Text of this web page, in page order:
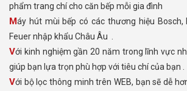
phẩm trang chí cho căn bếp mỗi gia đình
Máy hút mùi bếp có các thương hiệu Bosch, Fagor, Teka, Spelier,
Feuer nhập khẩu Châu Âu .
Với kinh nghiệm gần 20 năm trong lĩnh vực nhà bếp Xuân Hùng sẽ
giúp bạn lựa trọn phù hợp với tiêu chí của bạn .
Với bộ lọc thông minh trên WEB, bạn sẽ dễ hơn để trọn sản phẩm ,